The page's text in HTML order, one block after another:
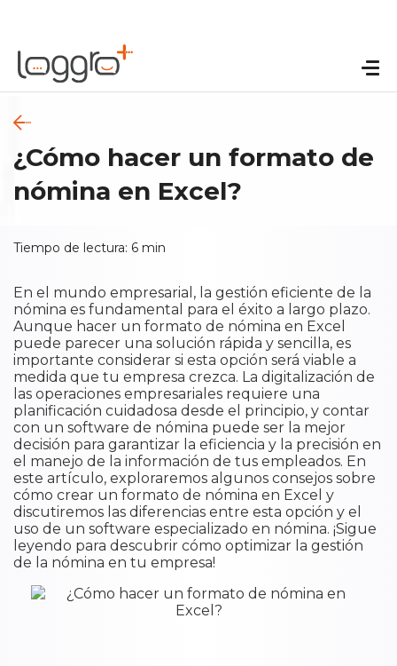
¿Cómo hacer un formato de
nómina en Excel?
Tiempo de lectura: 6 min
En el mundo empresarial, la gestión eficiente de la
nómina es fundamental para el éxito a largo plazo.
Aunque hacer un formato de nómina en Excel
puede parecer una solución rápida y sencilla, es
importante considerar si esta opción será viable a
medida que tu empresa crezca. La digitalización de
las operaciones empresariales requiere una
planificación cuidadosa desde el principio, y contar
con un software de nómina puede ser la mejor
decisión para garantizar la eficiencia y la precisión en
el manejo de la información de tus empleados. En
este artículo, exploraremos algunos consejos sobre
cómo crear un formato de nómina en Excel y
discutiremos las diferencias entre esta opción y el
uso de un software especializado en nómina. ¡Sigue
leyendo para descubrir cómo optimizar la gestión
de la nómina en tu empresa!